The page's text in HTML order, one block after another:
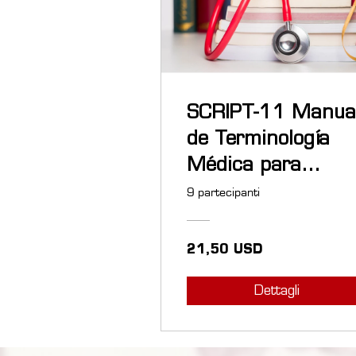
SCRIPT-11
de Terminología
Médica para
Anatomía
Patológica
9 partecipanti
21,50 USD
Dettagli